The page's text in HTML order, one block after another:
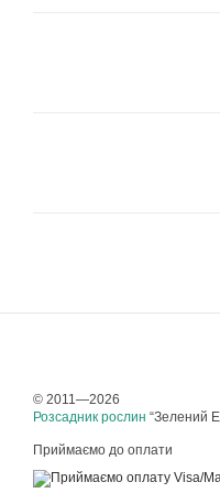
© 2011—2026
Розсадник рослин “Зелений
Приймаємо до оплати